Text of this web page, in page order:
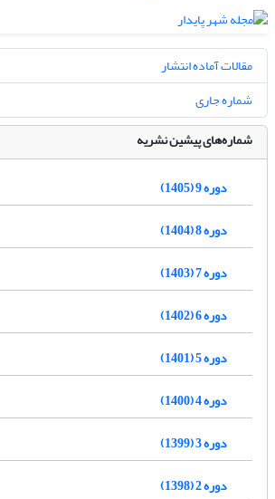
مقالات آماده انتشار
شماره جاری
شماره‌های پیشین نشریه
دوره 9 (1405)
دوره 8 (1404)
دوره 7 (1403)
دوره 6 (1402)
دوره 5 (1401)
دوره 4 (1400)
دوره 3 (1399)
دوره 2 (1398)